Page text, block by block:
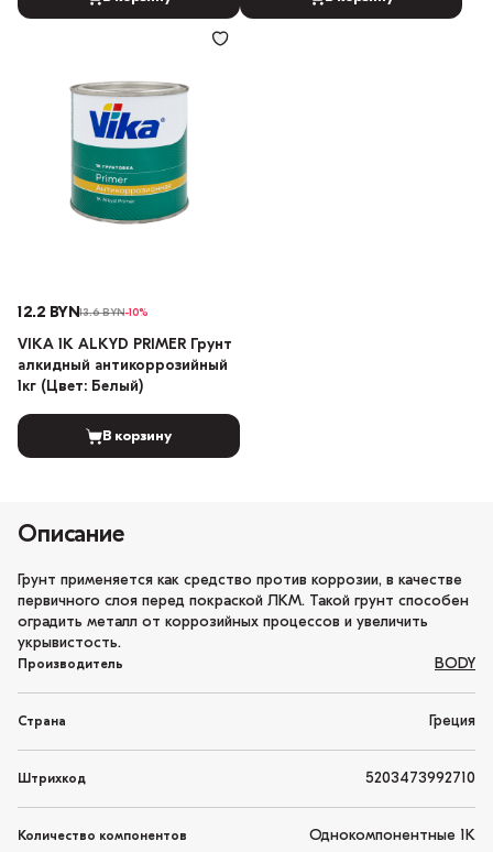
12.2 BYN13.6 BYN-10%
VIKA 1K ALKYD PRIMER Грунт
алкидный антикоррозийный
1кг (Цвет: Белый)
В корзину
Описание
Грунт применяется как средство против коррозии, в качестве
первичного слоя перед покраской ЛКМ. Такой грунт способен
оградить металл от коррозийных процессов и увеличить
укрывистость.
Производитель BODY
Страна Греция
Штрихкод 5203473992710
Количество компонентов Однокомпонентные 1K